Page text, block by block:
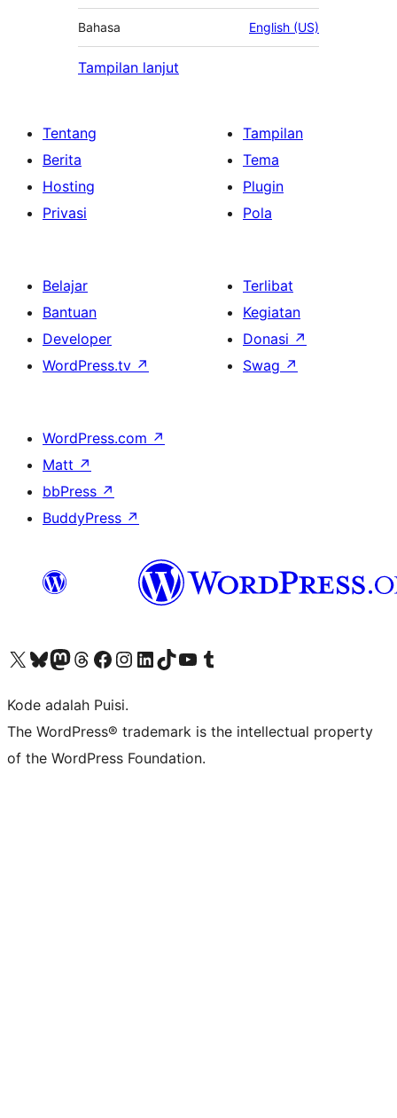
Bahasa English (US)
Tampilan lanjut
Tentang
Berita
Hosting
Privasi
Tampilan
Tema
Plugin
Pola
Belajar
Bantuan
Developer
WordPress.tv ↗
Terlibat
Kegiatan
Donasi ↗
Swag ↗
WordPress.com ↗
Matt ↗
bbPress ↗
BuddyPress ↗
Kunjungi akun X (sebelumnya Twitter) kamiVisit our Bluesky account
Kunjungi akun Mastodon kami
Visit our Threads account
Kunjungi halaman Facebook kamiKunjungi akun Instagram kamiKunjungi akun LinkedIn kami
Visit our TikTok account
Kunjungi channel YouTube kamiVisit our Tumblr account
Kode adalah Puisi.
The WordPress® trademark is the intellectual property
of the WordPress Foundation.